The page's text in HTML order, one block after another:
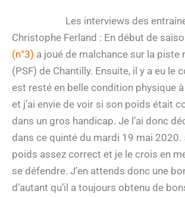
Les interviews des
Christophe Ferland : En début de
(n°3) a joué de malchance sur la piste
(PSF) de Chantilly. Ensuite, il y a eu le
est resté en belle condition physique à
et j’ai envie de voir si son poids était
dans un gros handicap. Je l’ai donc
dans ce quinté du mardi 19 mai
poids assez correct et je le crois en
se défendre. J’en attends donc une
d’autant qu’il a toujours obtenu de